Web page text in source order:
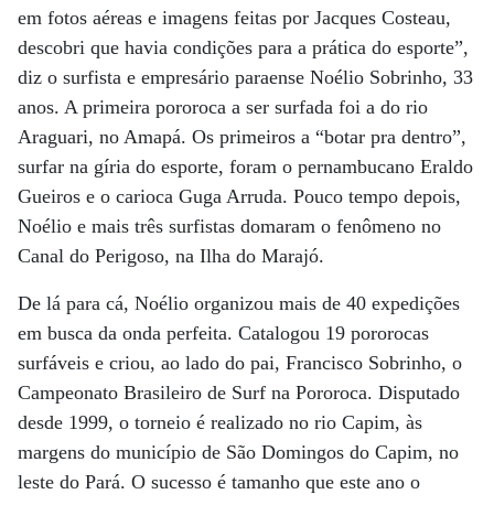
em fotos aéreas e imagens feitas por Jacques Costeau,
descobri que havia condições para a prática do esporte”,
diz o surfista e empresário paraense Noélio Sobrinho, 33
anos. A primeira pororoca a ser surfada foi a do rio
Araguari, no Amapá. Os primeiros a “botar pra dentro”,
surfar na gíria do esporte, foram o pernambucano Eraldo
Gueiros e o carioca Guga Arruda. Pouco tempo depois,
Noélio e mais três surfistas domaram o fenômeno no
Canal do Perigoso, na Ilha do Marajó.
De lá para cá, Noélio organizou mais de 40 expedições
em busca da onda perfeita. Catalogou 19 pororocas
surfáveis e criou, ao lado do pai, Francisco Sobrinho, o
Campeonato Brasileiro de Surf na Pororoca. Disputado
desde 1999, o torneio é realizado no rio Capim, às
margens do município de São Domingos do Capim, no
leste do Pará. O sucesso é tamanho que este ano o